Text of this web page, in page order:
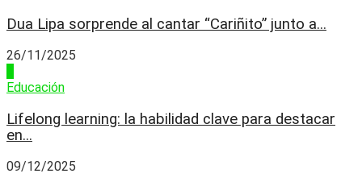
Dua Lipa sorprende al cantar “Cariñito” junto a...
26/11/2025
Educación
Lifelong learning: la habilidad clave para destacar
en...
09/12/2025